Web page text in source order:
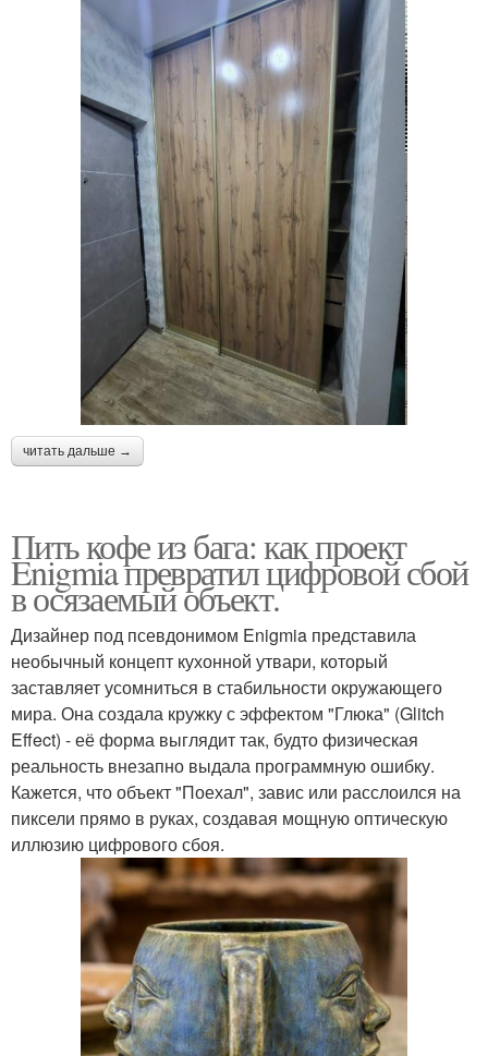
читать дальше →
Пить кофе из бага: как проект
Enigmia превратил цифровой сбой
в осязаемый объект.
Дизайнер под псевдонимом Enigmia представила
необычный концепт кухонной утвари, который
заставляет усомниться в стабильности окружающего
мира. Она создала кружку с эффектом "Глюка" (Glitch
Effect) - её форма выглядит так, будто физическая
реальность внезапно выдала программную ошибку.
Кажется, что объект "Поехал", завис или расслоился на
пиксели прямо в руках, создавая мощную оптическую
иллюзию цифрового сбоя.